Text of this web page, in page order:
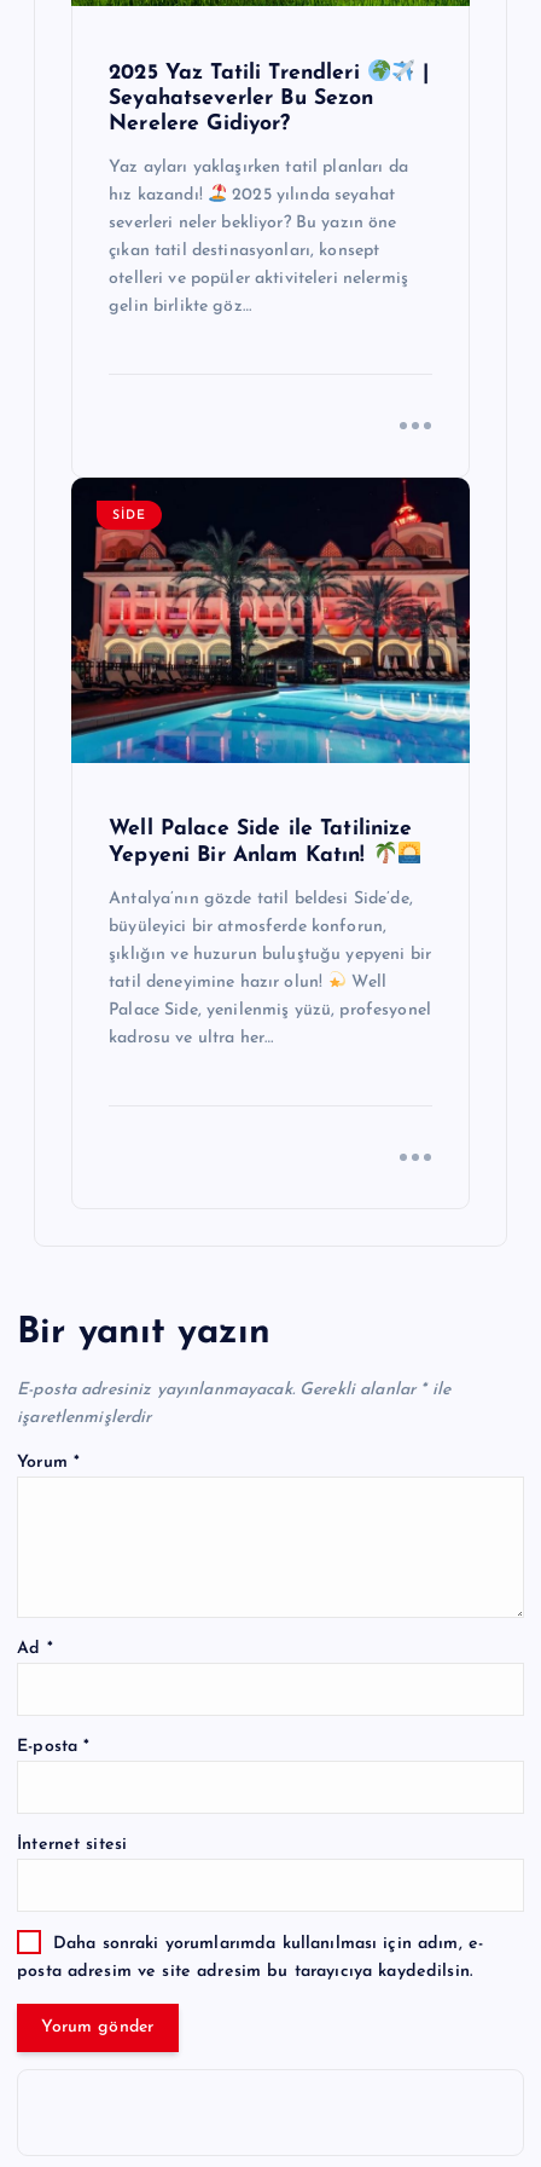
2025 Yaz Tatili Trendleri
Seyahatseverler Bu Sezon
Nerelere Gidiyor?
Yaz ayları yaklaşırken tatil planları da
hız kazandı!
2025 yılında seyahat
severleri neler bekliyor? Bu yazın öne
çıkan tatil destinasyonları, konsept
otelleri ve popüler aktiviteleri nelermiş
gelin birlikte göz…
SIDE
Well Palace Side ile Tatilinize
Yepyeni Bir Anlam Katın!
Antalya’nın gözde tatil beldesi Side’de,
büyüleyici bir atmosferde konforun,
şıklığın ve huzurun buluştuğu yepyeni bir
tatil deneyimine hazır olun!
Well
Palace Side, yenilenmiş yüzü, profesyonel
kadrosu ve ultra her…
Bir yanıt yazın
E-posta adresiniz yayınlanmayacak. Gerekli alanlar *ile
işaretlenmişlerdir
Yorum *
Ad *
E-posta*
İnternet sitesi
Daha sonraki yorumlarımda kullanılması için adım, e-
posta adresim ve site adresim bu tarayıcıya kaydedilsin.